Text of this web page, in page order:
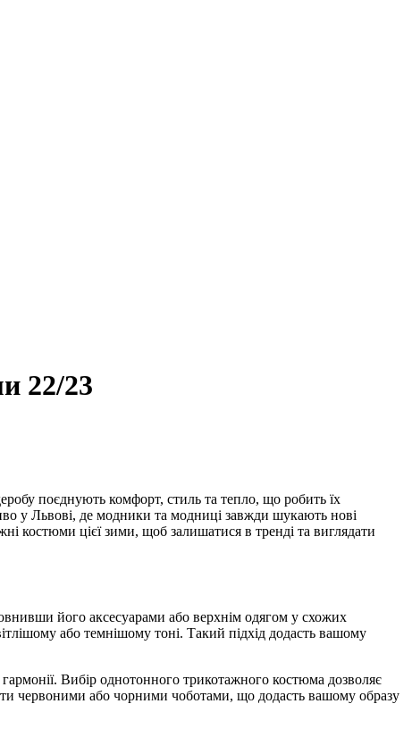
22/23
поєднують комфорт, стиль та тепло, що робить їх
у Львові, де модники та модниці завжди шукають нові
костюми цієї зими, щоб залишатися в тренді та виглядати
його аксесуарами або верхнім одягом у схожих
або темнішому тоні. Такий підхід додасть вашому
Вибір однотонного трикотажного костюма дозволяє
червоними або чорними чоботами, що додасть вашому образу